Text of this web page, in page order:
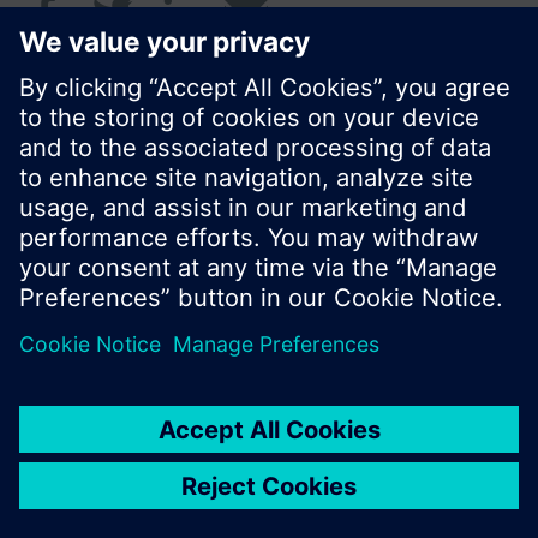
separat bestellt werden.
© Siemens Schweiz AG 2016
Produktangebot und Preise können pro Land
Nutzungsbedingungen